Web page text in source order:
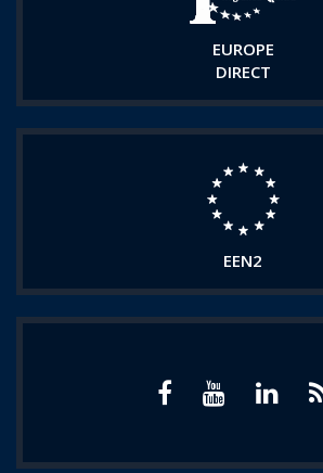
EUROPE
DIRECT
EEN2